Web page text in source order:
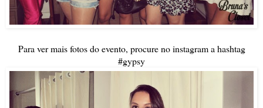
Para ver mais fotos do evento, procure no instagram a hashtag
#gypsy